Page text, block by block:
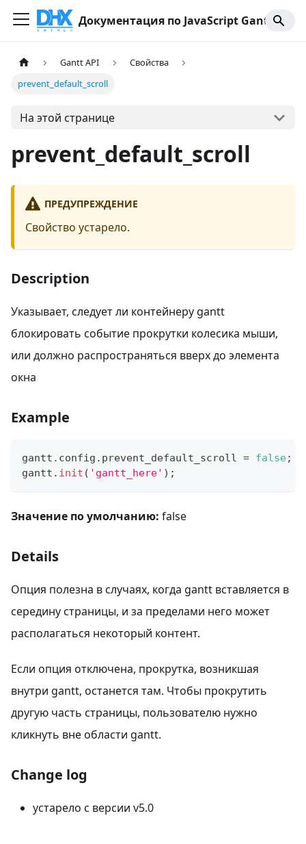
Документация по JavaScript Gantt
Gantt API
Свойства
prevent_default_scroll
На этой странице
prevent_default_scroll
ПРЕДУПРЕЖДЕНИЕ
Свойство устарело.
Description
Указывает, следует ли контейнеру gantt
блокировать событие прокрутки колесика мыши,
или должно распространяться вверх до элемента
окна
Example
gantt . config . prevent_default_scroll = false;
gantt . init ( 'gantt_here' ) ;
Значение по умолчанию: false
Details
Опция полезна в случаях, когда gantt вставляется в
середину страницы, и за пределами него может
располагаться некоторый контент.
Если опция отключена, прокрутка, возникшая
внутри gantt, останется там. Чтобы прокрутить
другую часть страницы, пользователю нужно
кликнуть вне области gantt.
Change log
устарело с версии v5.0